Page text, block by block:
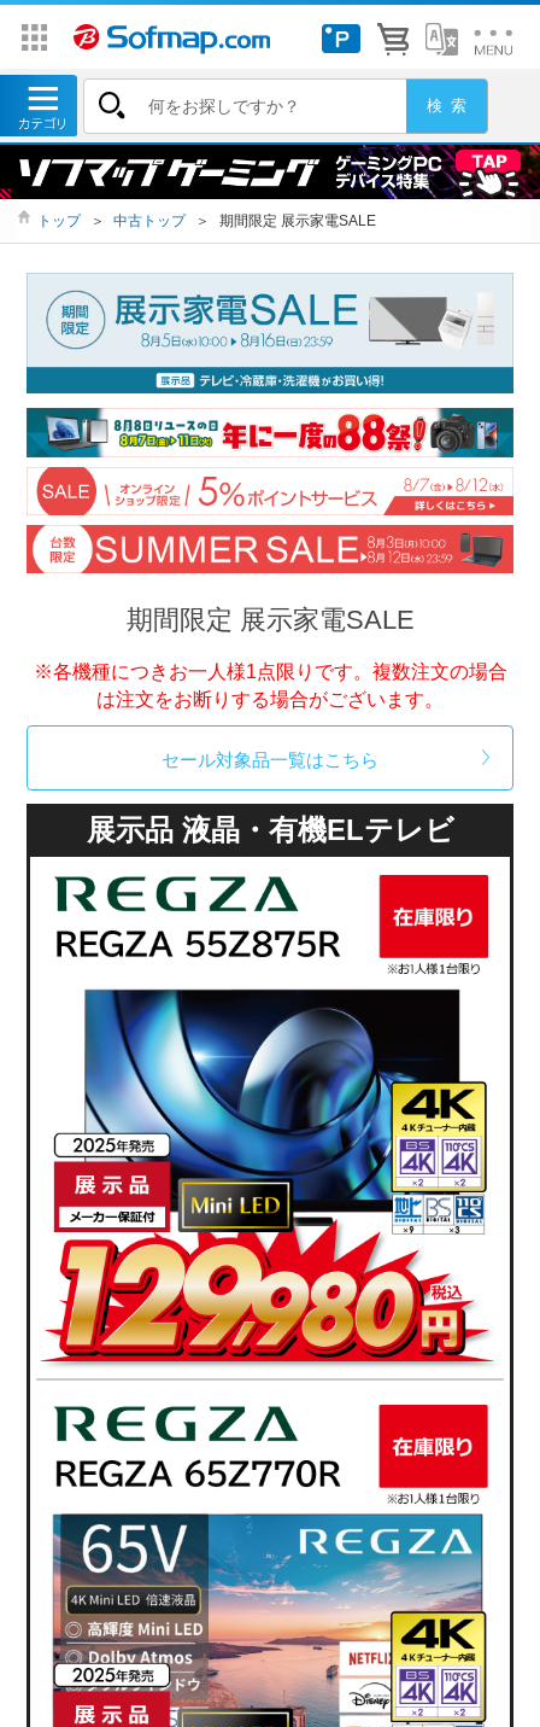
トップ ＞ 中古トップ ＞ 期間限定 展示家電SALE
期間限定 展示家電SALE
※各機種につきお一人様1点限りです。複数注文の場合
は注文をお断りする場合がございます。
セール対象品一覧はこちら
展示品 液晶・有機ELテレビ